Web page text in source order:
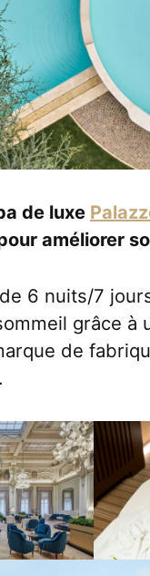
de luxe
améliorer
de 6 nuits/7
grâce à
de